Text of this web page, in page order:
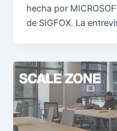
hecha por
de SIGFOX. La